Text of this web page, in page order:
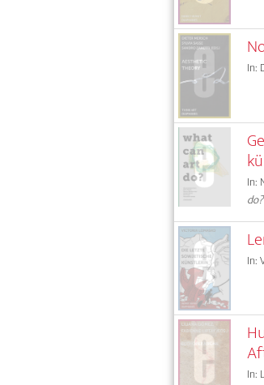
In:
In:
do?
In:
In: